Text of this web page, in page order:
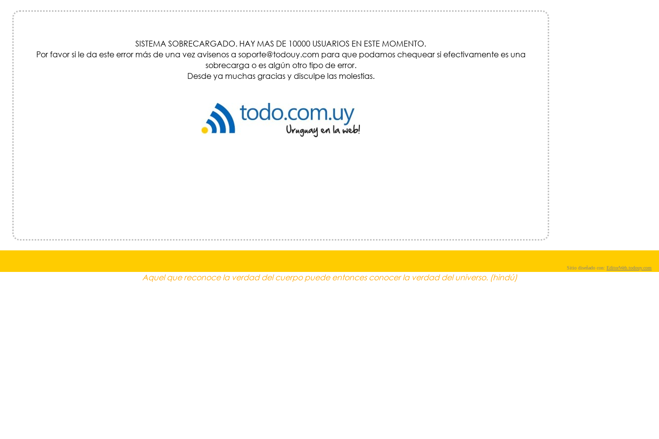
SISTEMA SOBRECARGADO. HAY MAS DE 10000 USUARIOS EN ESTE MOMENTO.
Por favor si le da este error más de una vez avisenos a soporte@todouy.com para que podamos chequear si efectivamente es una
sobrecarga o es algún otro tipo de error.
Desde ya muchas gracias y disculpe las molestias.
Sitio diseñado con: EditorWeb.todouy.com
Aquel que reconoce la verdad del cuerpo puede entonces conocer la verdad del universo. (hindú)